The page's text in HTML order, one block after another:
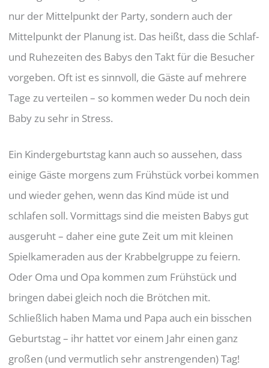
nur der Mittelpunkt der Party, sondern auch der
Mittelpunkt der Planung ist. Das heißt, dass die Schlaf-
und Ruhezeiten des Babys den Takt für die Besucher
vorgeben. Oft ist es sinnvoll, die Gäste auf mehrere
Tage zu verteilen – so kommen weder Du noch dein
Baby zu sehr in Stress.
Ein Kindergeburtstag kann auch so aussehen, dass
einige Gäste morgens zum Frühstück vorbei kommen
und wieder gehen, wenn das Kind müde ist und
schlafen soll. Vormittags sind die meisten Babys gut
ausgeruht – daher eine gute Zeit um mit kleinen
Spielkameraden aus der Krabbelgruppe zu feiern.
Oder Oma und Opa kommen zum Frühstück und
bringen dabei gleich noch die Brötchen mit.
Schließlich haben Mama und Papa auch ein bisschen
Geburtstag – ihr hattet vor einem Jahr einen ganz
großen (und vermutlich sehr anstrengenden) Tag!